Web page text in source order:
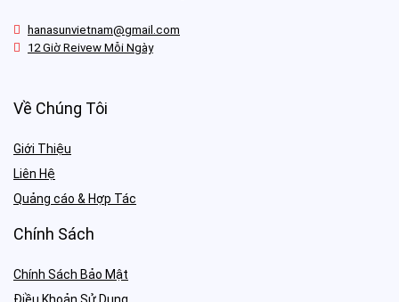
hanasunvietnam@gmail.com
12 Giờ Reivew Mỗi Ngày
Về Chúng Tôi
Giới Thiệu
Liên Hệ
Quảng cáo & Hợp Tác
Chính Sách
Chính Sách Bảo Mật